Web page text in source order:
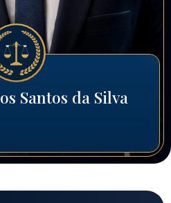
Santos da Silva